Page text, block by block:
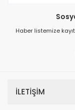
Haber listemize
İLETİŞİM